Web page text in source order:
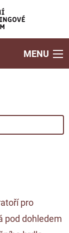
MENU
pro
pod dohledem